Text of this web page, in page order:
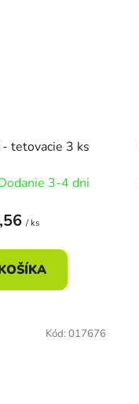
tetovacie 3 ks
3-4 dni
/ ks
Kód: 017676